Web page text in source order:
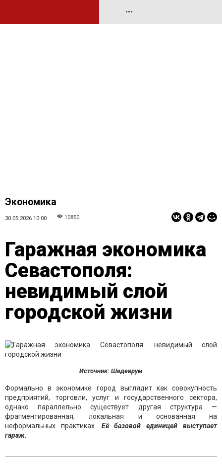
•••
Экономика
30.05.2026 10:00 10850
Гаражная экономика
Севастополя:
невидимый слой
городской жизни
Источник: Шедеврум
Формально в экономике город выглядит как совокупность
предприятий, торговли, услуг и государственного сектора,
однако параллельно существует другая структура —
фрагментированная, локальная и основанная на
неформальных практиках. Её базовой единицей выступает
гараж.